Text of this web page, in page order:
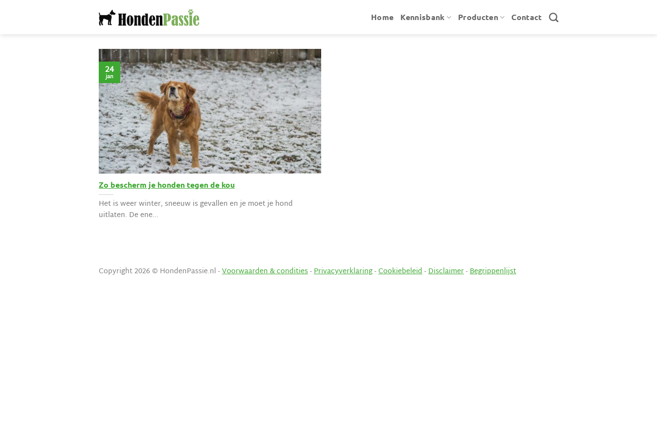
Home Kennisbank Producten Contact
Zo bescherm je honden tegen de kou
Het is weer winter, sneeuw is gevallen en je moet je hond
uitlaten. De ene...
24
jan
Copyright 2026 © HondenPassie.nl -Voorwaarden & condities-Privacyverklaring-Cookiebeleid-Disclaimer-Begrippenlijst